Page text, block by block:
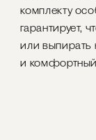
комплекту
гарантирует,
или выпирать
и